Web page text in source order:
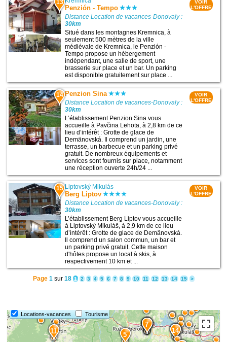
13
Penzión - Tempo
Distance Location de vacances-Donovaly :
30km
Situé dans les montagnes Kremnica, à
seulement 500 mètres de la ville
médiévale de Kremnica, le Penzión -
Tempo propose un hébergement
indépendant, une salle de sport, une
brasserie sur place et un bar. Un parking
est disponible gratuitement sur place ...
VOIR
L'OFFRE
14 Penzion Sina
Distance Location de vacances-Donovaly :
30km
L’établissement Penzion Sina vous
accueille à Pavčina Lehota, à 2,8 km de ce
lieu d’intérêt : Grotte de glace de
Demänovská. Il comprend un jardin, une
terrasse, un barbecue et un parking privé
gratuit. De nombreux équipements et
services sont fournis sur place, notamment
une réception ouverte 24h/24 ...
VOIR
L'OFFRE
15 Liptovský Mikulás
Berg Liptov
Distance Location de vacances-Donovaly :
30km
L’établissement Berg Liptov vous accueille
à Liptovský Mikuláš, à 2,9 km de ce lieu
d’intérêt : Grotte de glace de Demänovská.
Il comprend un salon commun, un bar et
un parking privé gratuit. Cette maison
d'hôtes propose un local à skis, à
respectivement 10 km et ...
VOIR
L'OFFRE
Page 1sur 18 1 2 3 4 5 6 7 8 9 10 11 12 13 14 15 >
Locations-vacances Tourisme
15
14
11
9
8
7
5